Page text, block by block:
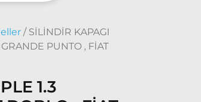
/ SİLİNDİR KAPAGI
PUNTO , FİAT
1.3